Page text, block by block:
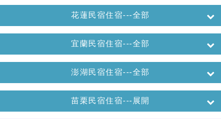
花蓮民宿住宿---全部
宜蘭民宿住宿---全部
澎湖民宿住宿---全部
苗栗民宿住宿---展開